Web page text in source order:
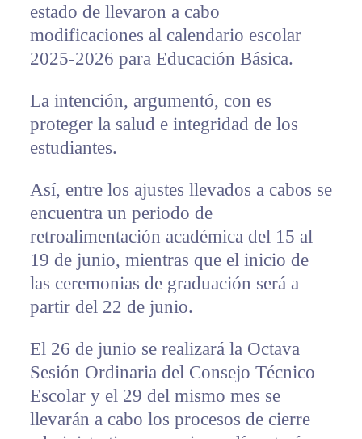
estado de llevaron a cabo
modificaciones al calendario escolar
2025-2026 para Educación Básica.
La intención, argumentó, con es
proteger la salud e integridad de los
estudiantes.
Así, entre los ajustes llevados a cabos se
encuentra un periodo de
retroalimentación académica del 15 al
19 de junio, mientras que el inicio de
las ceremonias de graduación será a
partir del 22 de junio.
El 26 de junio se realizará la Octava
Sesión Ordinaria del Consejo Técnico
Escolar y el 29 del mismo mes se
llevarán a cabo los procesos de cierre